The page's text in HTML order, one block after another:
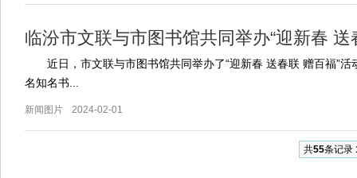
临汾市文联与市图书馆共同举办“迎新春 送
近日，市文联与市图书馆共同举办了“迎新春 送春联 赠百福”活
名知名书...
新闻图片 2024-02-01
共55条记录